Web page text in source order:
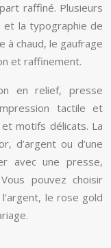
raffiné. Plusieurs
et la typographie de
chaud, le gaufrage
et raffinement.
en relief, presse
tactile et
motifs délicats. La
d’argent ou d’une
avec une presse,
pouvez choisir
le rose gold